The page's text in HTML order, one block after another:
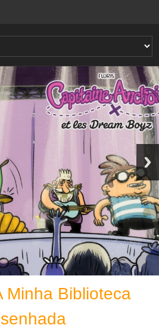
Minha Biblioteca